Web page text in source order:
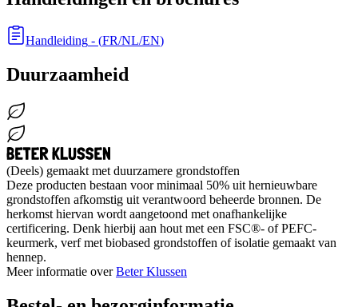
Handleiding - (FR/NL/EN)
Duurzaamheid
(Deels) gemaakt met duurzamere grondstoffen
Deze producten bestaan voor minimaal 50% uit hernieuwbare
grondstoffen afkomstig uit verantwoord beheerde bronnen. De
herkomst hiervan wordt aangetoond met onafhankelijke
certificering. Denk hierbij aan hout met een FSC®- of PEFC-
keurmerk, verf met biobased grondstoffen of isolatie gemaakt van
hennep.
Meer informatie overBeter Klussen